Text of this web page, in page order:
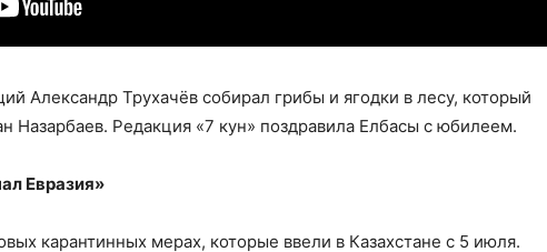
Александр Трухачёв собирал грибы и ягодки в лесу, который
Назарбаев. Редакция «7 кун» поздравила Елбасы с юбилеем.
Евразия»
карантинных мерах, которые ввели в Казахстане с 5 июля.